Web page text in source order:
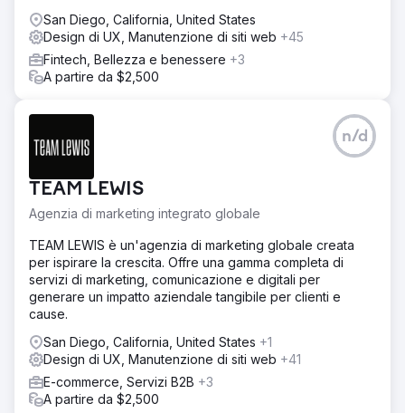
San Diego, California, United States
Design di UX, Manutenzione di siti web +45
Fintech, Bellezza e benessere +3
A partire da $2,500
TEAM LEWIS
Agenzia di marketing integrato globale
n/d
TEAM LEWIS è un'agenzia di marketing globale creata
per ispirare la crescita. Offre una gamma completa di
servizi di marketing, comunicazione e digitali per
generare un impatto aziendale tangibile per clienti e
cause.
San Diego, California, United States +1
Design di UX, Manutenzione di siti web +41
E-commerce, Servizi B2B +3
A partire da $2,500